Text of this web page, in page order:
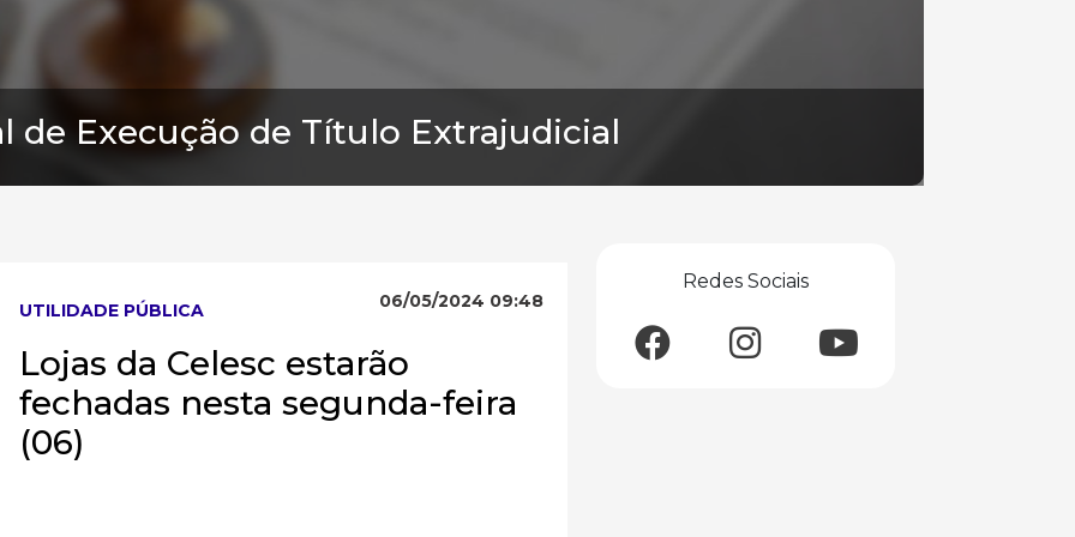
de Execução de Título Extrajudicial
UTILIDADE PÚBLICA 06/05/2024 09:48
Lojas da Celesc estarão
fechadas nesta segunda-feira
(06)
Redes Sociais